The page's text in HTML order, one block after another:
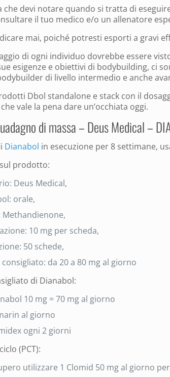
che devi notare quando si tratta di
il tuo medico e/o un allenatore
mai, poiché potresti esporti a gravi
di ogni individuo dovrebbe essere
esigenze e obiettivi di bodybuilding, ci
di livello intermedio e anche
Dbol standalone e stack con il
vale la pena dare un’occhiata oggi.
di massa – Deus Medical –
Dianabol in esecuzione per 8 settimane,
prodotto:
Deus Medical,
orale,
Methandienone,
10 mg per scheda,
50 schede,
da 20 a 80 mg al giorno
di Dianabol:
10 mg = 70 mg al giorno
al giorno
ogni 2 giorni
(PCT):
utilizzare 1 Clomid 50 mg al giorno